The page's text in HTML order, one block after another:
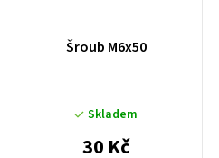
Šroub M6x50
Skladem
30 Kč